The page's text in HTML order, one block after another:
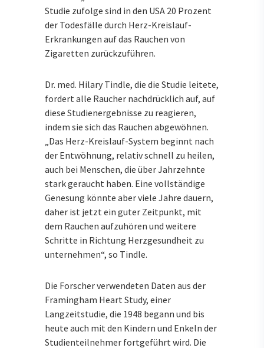
Studie zufolge sind in den USA 20 Prozent
der Todesfälle durch Herz-Kreislauf-
Erkrankungen auf das Rauchen von
Zigaretten zurückzuführen.
Dr. med. Hilary Tindle, die die Studie leitete,
fordert alle Raucher nachdrücklich auf, auf
diese Studienergebnisse zu reagieren,
indem sie sich das Rauchen abgewöhnen.
„Das Herz-Kreislauf-System beginnt nach
der Entwöhnung, relativ schnell zu heilen,
auch bei Menschen, die über Jahrzehnte
stark geraucht haben. Eine vollständige
Genesung könnte aber viele Jahre dauern,
daher ist jetzt ein guter Zeitpunkt, mit
dem Rauchen aufzuhören und weitere
Schritte in Richtung Herzgesundheit zu
unternehmen“, so Tindle.
Die Forscher verwendeten Daten aus der
Framingham Heart Study, einer
Langzeitstudie, die 1948 begann und bis
heute auch mit den Kindern und Enkeln der
Studienteilnehmer fortgeführt wird. Die